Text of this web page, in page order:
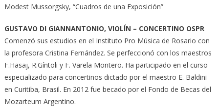
Modest Mussorgsky, “Cuadros de una Exposición”
GUSTAVO DI GIANNANTONIO, VIOLÍN – CONCERTINO OSPR
Comenzó sus estudios en el Instituto Pro Música de Rosario con
la profesora Cristina Fernández. Se perfeccionó con los maestros
F.Hasaj, R.Gíntoli y F. Varela Montero. Ha participado en el curso
especializado para concertinos dictado por el maestro E. Baldini
en Curitiba, Brasil. En 2012 fue becado por el Fondo de Becas del
Mozarteum Argentino.